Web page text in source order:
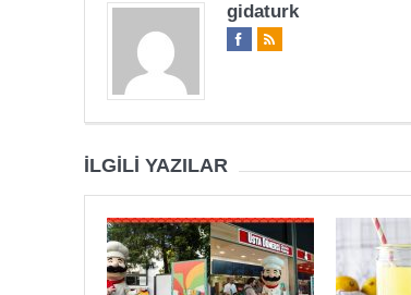
gidaturk
İLGILI YAZILAR